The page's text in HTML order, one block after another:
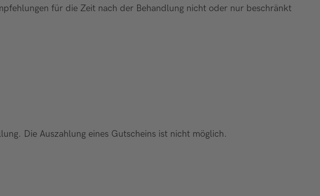
für die Zeit nach der Behandlung nicht oder nur beschränkt
Die Auszahlung eines Gutscheins ist nicht möglich.